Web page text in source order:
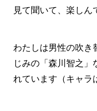
見て聞いて、楽しん
わたしは男性の吹き
じみの「森川智之」
れています（キャラ